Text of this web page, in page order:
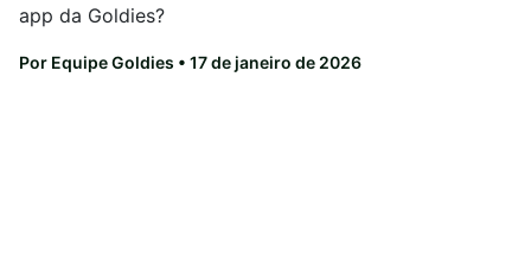
app da Goldies?
Por Equipe Goldies • 17 de janeiro de 2026